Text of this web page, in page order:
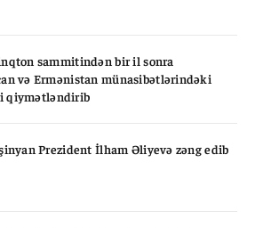
sammitindən bir il sonra
və Ermənistan münasibətlərindəki
qiymətləndirib
Prezident İlham Əliyevə zəng edib